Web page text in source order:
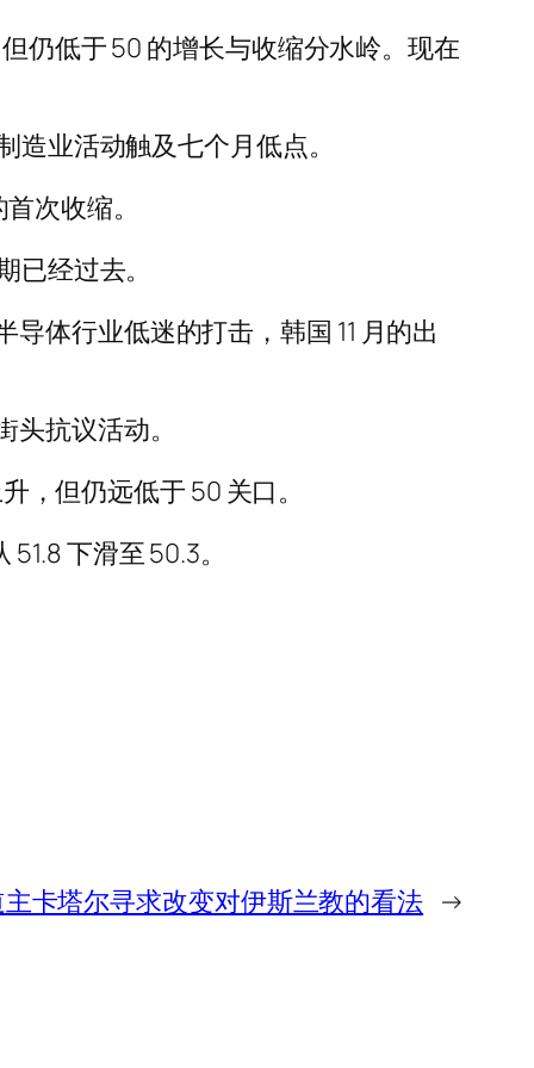
仍低于 50 的增长与收缩分水岭。现在
业活动触及七个月低点。
次收缩。
经过去。
体行业低迷的打击，韩国 11 月的出
抗议活动。
，但仍远低于 50 关口。
下滑至 50.3。
卡塔尔寻求改变对伊斯兰教的看法 →